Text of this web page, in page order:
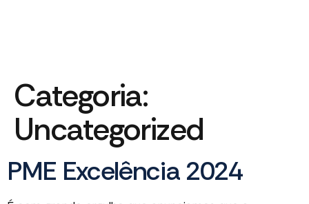
Categoria:
Uncategorized
PME Excelência 2024